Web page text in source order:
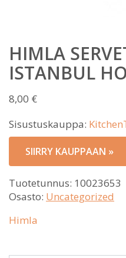
HIMLA
ISTANBUL
8,00 €
Sisustuskauppa:
SIIRRY KAUPPAAN »
Tuotetunnus: 10023653
Osasto: Uncategorized
Himla